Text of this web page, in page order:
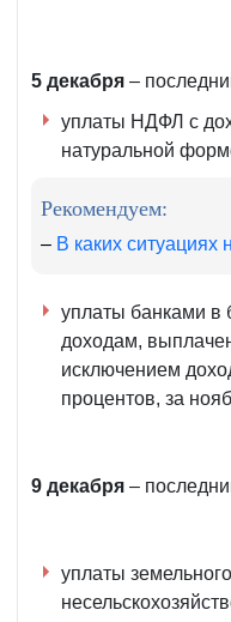
5 декабря –
уплаты НДФЛ с
натуральной
Рекомендуем:
– В каких
уплаты банками в
доходам,
исключением
процентов, за
9 декабря –
уплаты